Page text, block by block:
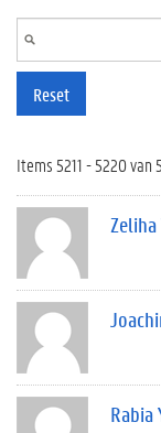
Reset
Items 5211 - 5220 van
Zeliha
Rabia